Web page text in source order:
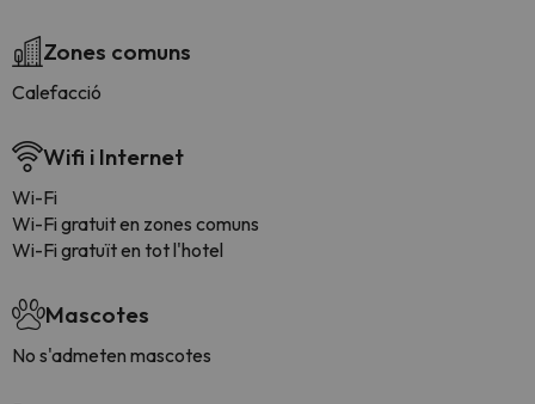
Zones comuns
Calefacció
Wifi i Internet
Wi-Fi
Wi-Fi gratuit en zones comuns
Wi-Fi gratuït en tot l'hotel
Mascotes
No s'admeten mascotes